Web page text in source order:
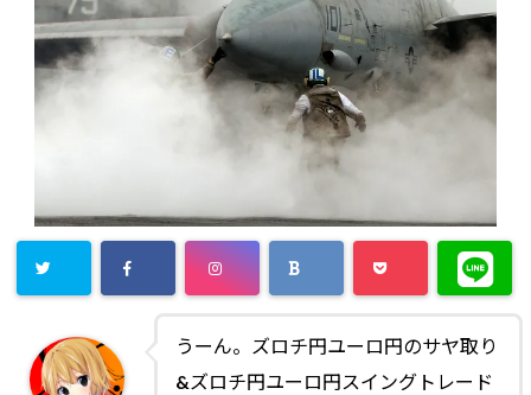
うーん。ズロチ円ユーロ円のサヤ取り
&ズロチ円ユーロ円スイングトレード